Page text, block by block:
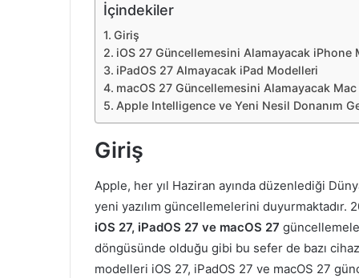
İçindekiler
Giriş
iOS 27 Güncellemesini Alamayacak iPhone
iPadOS 27 Almayacak iPad Modelleri
macOS 27 Güncellemesini Alamayacak
Apple Intelligence ve Yeni Nesil Donanım
Giriş
Apple, her yıl Haziran ayında düzenlediği
yeni yazılım güncellemelerini duyurmaktadır.
iOS 27, iPadOS 27 ve macOS 27
döngüsünde olduğu gibi bu sefer de bazı
modelleri iOS 27, iPadOS 27 ve macOS 27